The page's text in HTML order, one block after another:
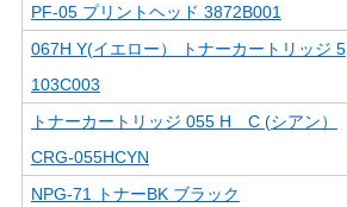
PF-05 プリントヘッド 3872B001
067H Y(イエロー） トナーカートリッジ 5
103C003
トナーカートリッジ 055 H C (シアン）
CRG-055HCYN
NPG-71 トナーBK ブラック